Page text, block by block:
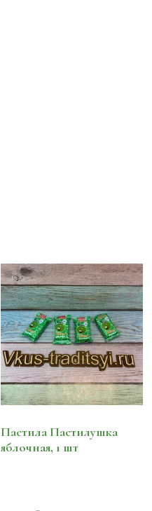
Пастила Пастилушка
яблочная, 1 шт